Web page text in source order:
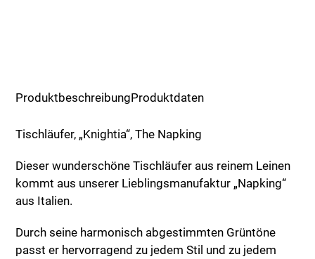
ProduktbeschreibungProduktdaten
Tischläufer, „Knightia“, The Napking
Dieser wunderschöne Tischläufer aus reinem Leinen
kommt aus unserer Lieblingsmanufaktur „Napking“
aus Italien.
Durch seine harmonisch abgestimmten Grüntöne
passt er hervorragend zu jedem Stil und zu jedem